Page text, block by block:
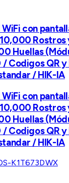
con
Huellas
/ Codigos QR
/ HIK-IA
con
Huellas
/ Codigos QR
/ HIK-IA
K1T673DWX